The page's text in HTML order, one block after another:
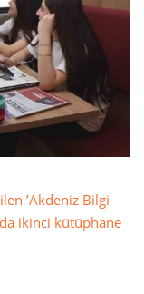
’Akdeniz Bilgi
ikinci kütüphane